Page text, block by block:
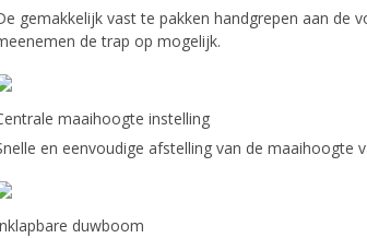
gemakkelijk vast te pakken handgrepen aan
de trap op mogelijk.
maaihoogte instelling
en eenvoudige afstelling van de maaihoogte
duwboom